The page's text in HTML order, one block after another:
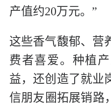
产值约20万元。”
这些香气馥郁、营
费者喜爱。种植
益，还创造了就业
信朋友圈拓展销路